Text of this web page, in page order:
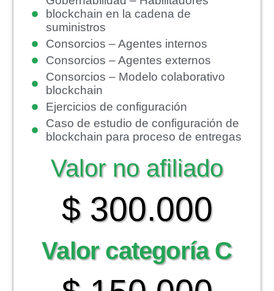
blockchain en la cadena de
suministros
Consorcios – Agentes internos
Consorcios – Agentes externos
Consorcios – Modelo colaborativo
blockchain
Ejercicios de configuración
Caso de estudio de configuración de
blockchain para proceso de entregas
Valor no afiliado
$ 300.000
Valor categoría C